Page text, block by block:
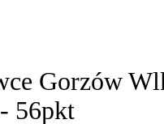
Gorzów
56pkt